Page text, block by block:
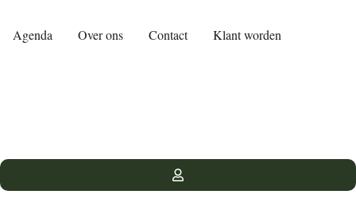
Agenda Over ons Contact Klant worden